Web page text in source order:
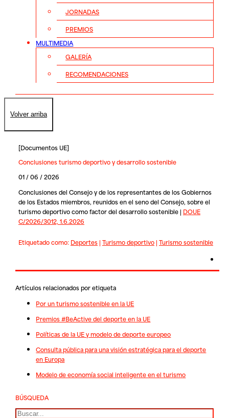
JORNADAS
PREMIOS
MULTIMEDIA
GALERÍA
RECOMENDACIONES
Volver arriba
[Documentos UE]
Conclusiones turismo deportivo y desarrollo sostenible
01 / 06 / 2026
Conclusiones del Consejo y de los representantes de los Gobiernos
de los Estados miembros, reunidos en el seno del Consejo, sobre el
turismo deportivo como factor del desarrollo sostenible | DOUE
C/2026/3012, 1.6.2026
Etiquetado como: Deportes| Turismo deportivo| Turismo sostenible
Artículos relacionados por etiqueta
Por un turismo sostenible en la UE
Premios #BeActive del deporte en la UE
Políticas de la UE y modelo de deporte europeo
Consulta pública para una visión estratégica para el deporte
en Europa
Modelo de economía social inteligente en el turismo
BÚSQUEDA
Buscar